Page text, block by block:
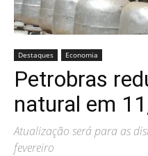
Destaques Economia
Petrobras
natural em
Atualização será para as
fevereiro